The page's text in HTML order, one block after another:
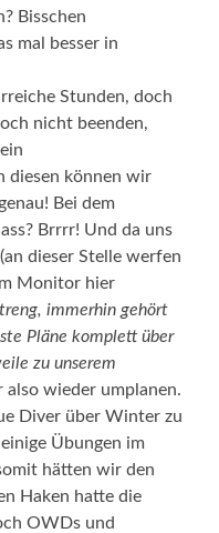
Bisschen
mal besser in
Stunden, doch
nicht beenden,
diesen können wir
Bei dem
Brrrr! Und da uns
dieser Stelle werfen
Monitor hier
immerhin gehört
Pläne komplett über
zu unserem
also wieder umplanen.
Diver über Winter zu
Übungen im
hätten wir den
Haken hatte die
OWDs und